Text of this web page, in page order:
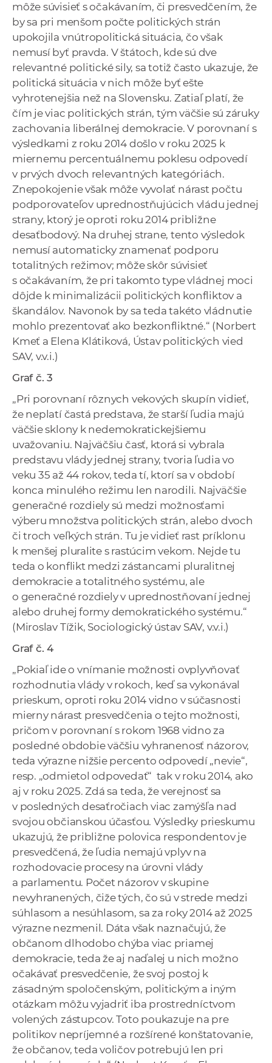
môže súvisieť s očakávaním, či presvedčením, že
by sa pri menšom počte politických strán
upokojila vnútropolitická situácia, čo však
nemusí byť pravda. V štátoch, kde sú dve
relevantné politické sily, sa totiž často ukazuje, že
politická situácia v nich môže byť ešte
vyhrotenejšia než na Slovensku. Zatiaľ platí, že
čím je viac politických strán, tým väčšie sú záruky
zachovania liberálnej demokracie. V porovnaní s
výsledkami z roku 2014 došlo v roku 2025 k
miernemu percentuálnemu poklesu odpovedí
v prvých dvoch relevantných kategóriách.
Znepokojenie však môže vyvolať nárast počtu
podporovateľov uprednostňujúcich vládu jednej
strany, ktorý je oproti roku 2014 približne
desaťbodový. Na druhej strane, tento výsledok
nemusí automaticky znamenať podporu
totalitných režimov; môže skôr súvisieť
s očakávaním, že pri takomto type vládnej moci
dôjde k minimalizácii politických konfliktov a
škandálov. Navonok by sa teda takéto vládnutie
mohlo prezentovať ako bezkonfliktné.“ (Norbert
Kmeť a Elena Klátiková, Ústav politických vied
SAV, v.v.i.)
Graf č. 3
„Pri porovnaní rôznych vekových skupín vidieť,
že neplatí častá predstava, že starší ľudia majú
väčšie sklony k nedemokratickejšiemu
uvažovaniu. Najväčšiu časť, ktorá si vybrala
predstavu vlády jednej strany, tvoria ľudia vo
veku 35 až 44 rokov, teda tí, ktorí sa v období
konca minulého režimu len narodili. Najväčšie
generačné rozdiely sú medzi možnosťami
výberu množstva politických strán, alebo dvoch
či troch veľkých strán. Tu je vidieť rast príklonu
k menšej pluralite s rastúcim vekom. Nejde tu
teda o konflikt medzi zástancami pluralitnej
demokracie a totalitného systému, ale
o generačné rozdiely v uprednostňovaní jednej
alebo druhej formy demokratického systému.“
(Miroslav Tížik, Sociologický ústav SAV, v.v.i.)
Graf č. 4
„Pokiaľ ide o vnímanie možnosti ovplyvňovať
rozhodnutia vlády v rokoch, keď sa vykonával
prieskum, oproti roku 2014 vidno v súčasnosti
mierny nárast presvedčenia o tejto možnosti,
pričom v porovnaní s rokom 1968 vidno za
posledné obdobie väčšiu vyhranenosť názorov,
teda výrazne nižšie percento odpovedí „nevie“,
resp. „odmietol odpovedať“ tak v roku 2014, ako
aj v roku 2025. Zdá sa teda, že verejnosť sa
v posledných desaťročiach viac zamýšľa nad
svojou občianskou účasťou. Výsledky prieskumu
ukazujú, že približne polovica respondentov je
presvedčená, že ľudia nemajú vplyv na
rozhodovacie procesy na úrovni vlády
a parlamentu. Počet názorov v skupine
nevyhranených, čiže tých, čo sú v strede medzi
súhlasom a nesúhlasom, sa za roky 2014 až 2025
výrazne nezmenil. Dáta však naznačujú, že
občanom dlhodobo chýba viac priamej
demokracie, teda že aj naďalej u nich možno
očakávať presvedčenie, že svoj postoj k
zásadným spoločenským, politickým a iným
otázkam môžu vyjadriť iba prostredníctvom
volených zástupcov. Toto poukazuje na pre
politikov nepríjemné a rozšírené konštatovanie,
že občanov, teda voličov potrebujú len pri